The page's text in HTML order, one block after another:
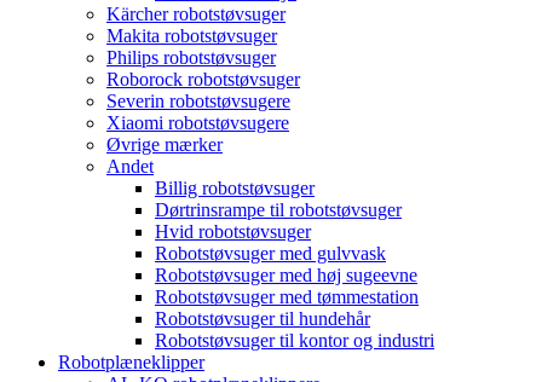
Kärcher robotstøvsuger
Makita robotstøvsuger
Philips robotstøvsuger
Roborock robotstøvsuger
Severin robotstøvsugere
Xiaomi robotstøvsugere
Øvrige mærker
Andet
Billig robotstøvsuger
Dørtrinsrampe til robotstøvsuger
Hvid robotstøvsuger
Robotstøvsuger med gulvvask
Robotstøvsuger med høj sugeevne
Robotstøvsuger med tømmestation
Robotstøvsuger til hundehår
Robotstøvsuger til kontor og industri
Robotplæneklipper